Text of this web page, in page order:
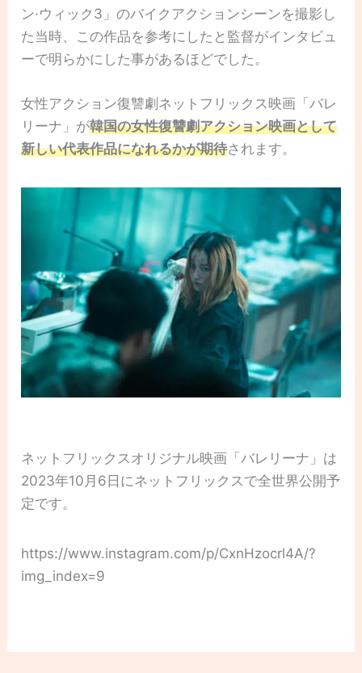
ン·ウィック3」のバイクアクションシーンを撮影し
た当時、この作品を参考にしたと監督がインタビュ
ーで明らかにした事があるほどでした。
女性アクション復讐劇ネットフリックス映画「バレ
リーナ」が韓国の女性復讐劇アクション映画として
新しい代表作品になれるかが期待されます。
ネットフリックスオリジナル映画「バレリーナ」は
2023年10月6日にネットフリックスで全世界公開予
定です。
https://www.instagram.com/p/CxnHzocrl4A/?
img_index=9